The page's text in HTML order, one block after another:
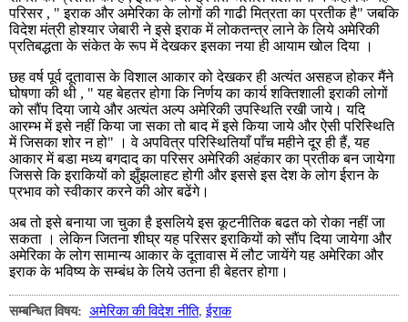
परिसर , " इराक और अमेरिका के लोगों की गाढी मित्रता का प्रतीक है" जबकि
विदेश मंत्री होश्यार जेबारी ने इसे इराक में लोकतन्त्र लाने के लिये अमेरिकी
प्रतिबद्धता के संकेत के रूप में देखकर इसका नया ही आयाम खोल दिया ।
छह वर्ष पूर्व दूतावास के विशाल आकार को देखकर ही अत्यंत असहज होकर मैंने
घोषणा की थी , " यह बेहतर होगा कि निर्णय का कार्य शक्तिशाली इराकी लोगों
को सौंप दिया जाये और अत्यंत अल्प अमेरिकी उपस्थिति रखी जाये। यदि
आरम्भ में इसे नहीं किया जा सका तो बाद में इसे किया जाये और ऐसी परिस्थिति
में जिसका शोर न हो" । वे अपवित्र परिस्थितियाँ पाँच महीने दूर ही हैं, यह
आकार में बडा मध्य बगदाद का परिसर अमेरिकी अहंकार का प्रतीक बन जायेगा
जिससे कि इराकियों को झुँझलाहट होगी और इससे इस देश के लोग ईरान के
प्रभाव को स्वीकार करने की ओर बढेंगे।
अब तो इसे बनाया जा चुका है इसलिये इस कूटनीतिक बढत को रोका नहीं जा
सकता । लेकिन जितना शीघ्र यह परिसर इराकियों को सौंप दिया जायेगा और
अमेरिका के लोग सामान्य आकार के दूतावास में लौट जायेंगे यह अमेरिका और
इराक के भविष्य के सम्बंध के लिये उतना ही बेहतर होगा।
सम्बन्धित विषय: अमेरिका की विदेश नीति,ईराक